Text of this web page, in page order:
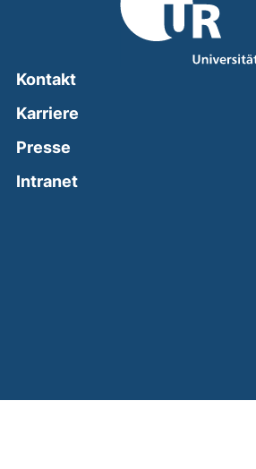
Kontakt
Karriere
Presse
Intranet(external link, opens in